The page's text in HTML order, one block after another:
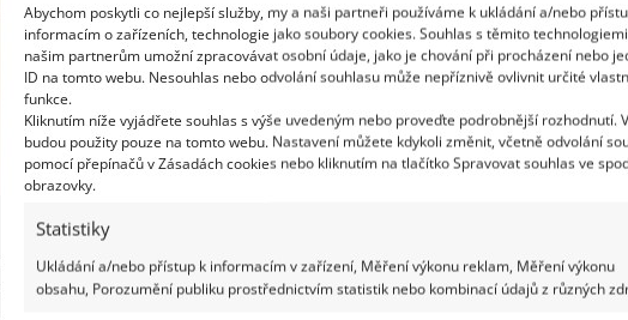
Abychom poskytli co nejlepší služby, my a naši partneři používáme k ukládání a/nebo
informacím o zařízeních, technologie jako soubory cookies. Souhlas s těmito
našim partnerům umožní zpracovávat osobní údaje, jako je chování při procházení nebo
ID na tomto webu. Nesouhlas nebo odvolání souhlasu může nepříznivě ovlivnit určité
funkce.
Kliknutím níže vyjádřete souhlas s výše uvedeným nebo proveďte podrobnější rozhodnutí.
budou použity pouze na tomto webu. Nastavení můžete kdykoli změnit, včetně odvolání
pomocí přepínačů v Zásadách cookies nebo kliknutím na tlačítko Spravovat souhlas ve
obrazovky.
Statistiky
Ukládání a/nebo přístup k informacím v zařízení, Měření výkonu reklam, Měření výkonu
obsahu, Porozumění publiku prostřednictvím statistik nebo kombinací údajů z různých
a mohla růst, je potřeba se co nejvíce přiblížit
Musíme jí tedy nahradit výživu, kterou má ze země.